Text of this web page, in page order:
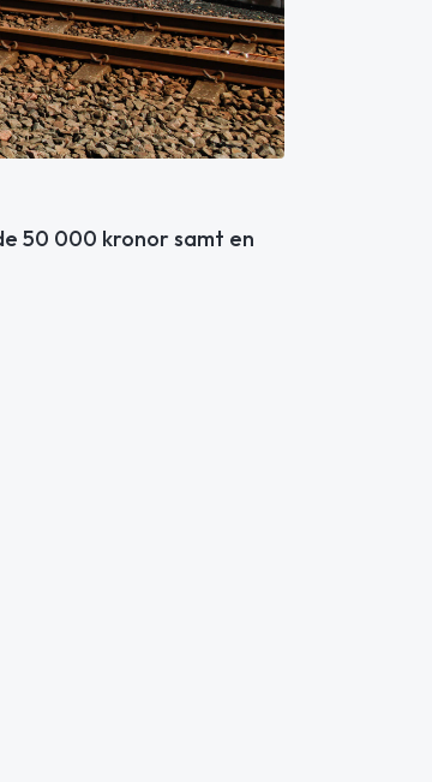
50 000 kronor samt en